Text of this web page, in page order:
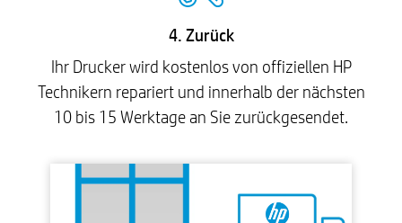
4. Zurück
Ihr Drucker wird kostenlos von offiziellen HP
Technikern repariert und innerhalb der nächsten
10 bis 15 Werktage an Sie zurückgesendet.